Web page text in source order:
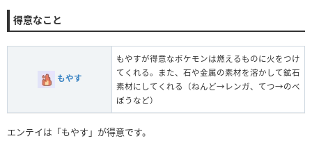
得意なこと
もやす
もやすが得意なポケモンは燃えるものに火をつけ
てくれる。また、石や金属の素材を溶かして鉱石
素材にしてくれる（ねんど→レンガ、てつ→のべ
ぼうなど）
エンテイは「もやす」が得意です。